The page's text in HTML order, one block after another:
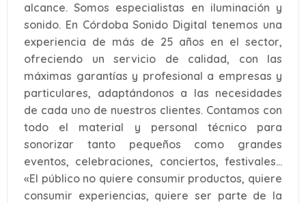
alcance. Somos especialistas en iluminación y
sonido. En Córdoba Sonido Digital tenemos una
experiencia de más de 25 años en el sector,
ofreciendo un servicio de calidad, con las
máximas garantías y profesional a empresas y
particulares, adaptándonos a las necesidades
de cada uno de nuestros clientes. Contamos con
todo el material y personal técnico para
sonorizar tanto pequeños como grandes
eventos, celebraciones, conciertos, festivales…
«El público no quiere consumir productos, quiere
consumir experiencias, quiere ser parte de la